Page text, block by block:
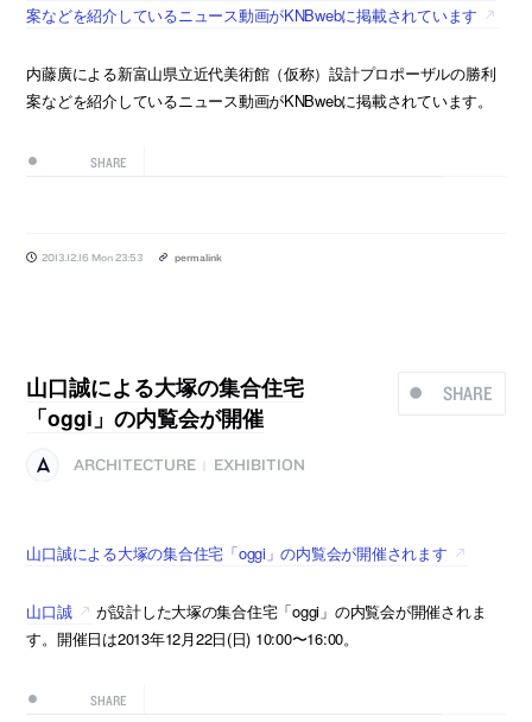
案などを紹介しているニュース動画がKNBwebに掲載されています
内藤廣による新富山県立近代美術館（仮称）設計プロポーザルの勝利
案などを紹介しているニュース動画がKNBwebに掲載されています。
SHARE
2013.12.16 Mon 23:53 permalink
SHARE
山口誠による大塚の集合住宅
「oggi」の内覧会が開催
ARCHITECTURE EXHIBITION
山口誠による大塚の集合住宅「oggi」の内覧会が開催されます
山口誠
が設計した大塚の集合住宅「oggi」の内覧会が開催されま
す。開催日は2013年12月22日(日) 10:00〜16:00。
SHARE